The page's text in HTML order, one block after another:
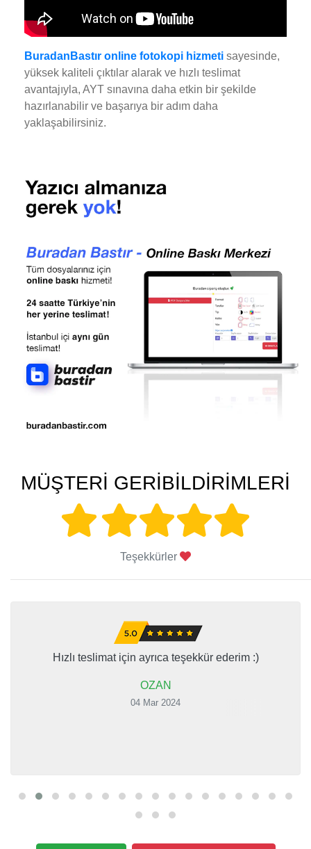
BuradanBastır online fotokopi hizmeti sayesinde,
yüksek kaliteli çıktılar alarak ve hızlı teslimat
avantajıyla, AYT sınavına daha etkin bir şekilde
hazırlanabilir ve başarıya bir adım daha
yaklaşabilirsiniz.
MÜŞTERİ GERİBİLDİRİMLERİ
Teşekkürler
Hızlı teslimat için ayrıca teşekkür ederim :)
OZAN
04 Mar 2024